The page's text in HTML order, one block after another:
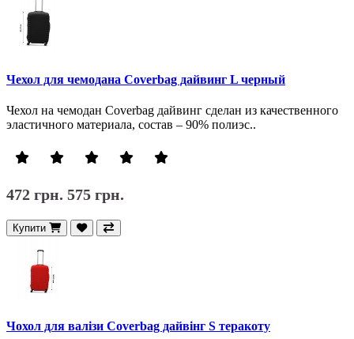
Чехол для чемодана Coverbag дайвинг L черный
Чехол на чемодан Coverbag дайвинг сделан из качественного
эластичного материала, состав – 90% полиэс..
472 грн. 575 грн.
Купити
Чохол для валізи Coverbag дайвінг S теракоту